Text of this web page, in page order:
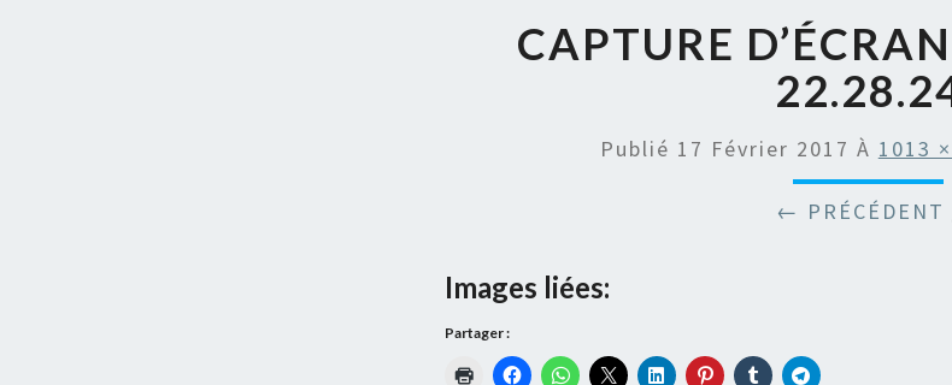
CAPTURE
Publié 17 Février 2017 À 1013
← PRÉCÉDENT
Images liées:
Partager :